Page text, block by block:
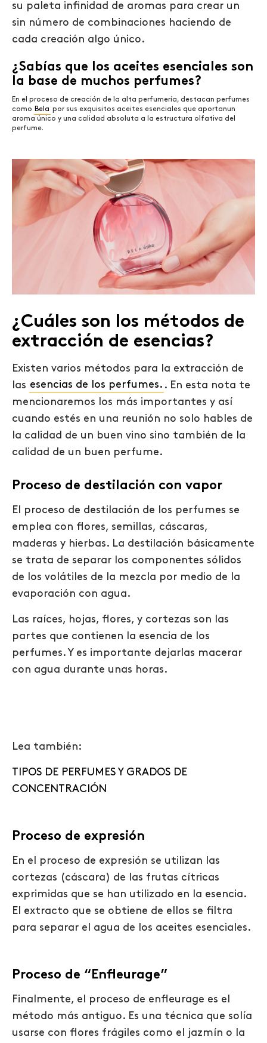
su paleta infinidad de aromas para crear un
sin número de combinaciones haciendo de
cada creación algo único.
¿Sabías que los aceites esenciales son
la base de muchos perfumes?
En el proceso de creación de la alta perfumería, destacan perfumes
como Bela por sus exquisitos aceites esenciales que aportanun
aroma único y una calidad absoluta a la estructura olfativa del
perfume.
¿Cuáles son los métodos de
extracción de esencias?
Existen varios métodos para la extracción de
las esencias de los perfumes. . En esta nota te
mencionaremos los más importantes y así
cuando estés en una reunión no solo hables de
la calidad de un buen vino sino también de la
calidad de un buen perfume.
Proceso de destilación con vapor
El proceso de destilación de los perfumes se
emplea con flores, semillas, cáscaras,
maderas y hierbas. La destilación básicamente
se trata de separar los componentes sólidos
de los volátiles de la mezcla por medio de la
evaporación con agua.
Las raíces, hojas, flores, y cortezas son las
partes que contienen la esencia de los
perfumes. Y es importante dejarlas macerar
con agua durante unas horas.
Lea también:
TIPOS DE PERFUMES Y GRADOS DE
CONCENTRACIÓN
Proceso de expresión
En el proceso de expresión se utilizan las
cortezas (cáscara) de las frutas cítricas
exprimidas que se han utilizado en la esencia.
El extracto que se obtiene de ellos se filtra
para separar el agua de los aceites esenciales.
Proceso de “Enfleurage”
Finalmente, el proceso de enfleurage es el
método más antiguo. Es una técnica que solía
usarse con flores frágiles como el jazmín o la